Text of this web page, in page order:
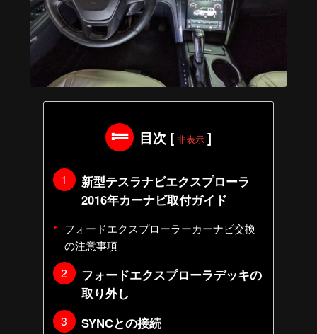
目次 [ 非表示 ]
新型テスラナビエクスプローラ
2016年カーナビ取付ガイド
フォードエクスプローラーカーナビ交換
の注意事項
フォードエクスプローラデッキの
取り外し
SYNCとの接続